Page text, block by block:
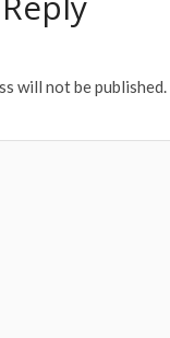
will not be published.